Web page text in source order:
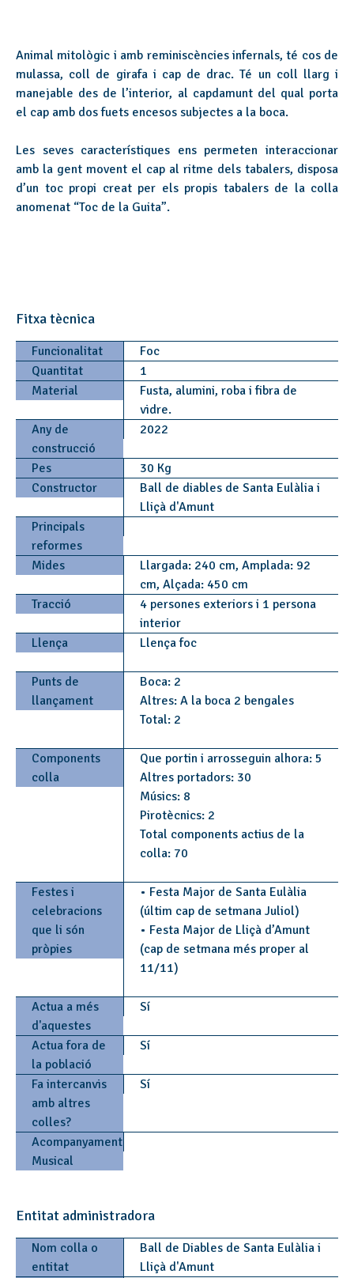
Animal mitològic i amb reminiscències infernals, té cos de
mulassa, coll de girafa i cap de drac. Té un coll llarg i
manejable des de l’interior, al capdamunt del qual porta
el cap amb dos fuets encesos subjectes a la boca.
Les seves característiques ens permeten interaccionar
amb la gent movent el cap al ritme dels tabalers, disposa
d’un toc propi creat per els propis tabalers de la colla
anomenat “Toc de la Guita”.
Fitxa tècnica
Funcionalitat
Foc
Quantitat
1
Material
Fusta, alumini, roba i fibra de
vidre.
Any de
construcció
2022
Pes
30 Kg
Constructor
Ball de diables de Santa Eulàlia i
Lliçà d'Amunt
Principals
reformes
Mides
Llargada: 240 cm, Amplada: 92
cm, Alçada: 450 cm
Tracció
4 persones exteriors i 1 persona
interior
Llença
Llença foc
Punts de
llançament
Boca: 2
Altres: A la boca 2 bengales
Total: 2
Components
colla
Que portin i arrosseguin alhora: 5
Altres portadors: 30
Músics: 8
Pirotècnics: 2
Total components actius de la
colla: 70
Festes i
celebracions
que li són
pròpies
• Festa Major de Santa Eulàlia
(últim cap de setmana Juliol)
• Festa Major de Lliçà d’Amunt
(cap de setmana més proper al
11/11)
Actua a més
d'aquestes
Sí
Actua fora de
la població
Sí
Fa intercanvis
amb altres
colles?
Sí
Acompanyament
Musical
Entitat administradora
Nom colla o
entitat
Ball de Diables de Santa Eulàlia i
Lliçà d'Amunt